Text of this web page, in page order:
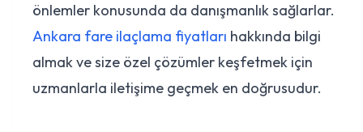
önlemler konusunda da danışmanlık sağlarlar.
Ankara fare ilaçlama fiyatları hakkında bilgi
almak ve size özel çözümler keşfetmek için
uzmanlarla iletişime geçmek en doğrusudur.